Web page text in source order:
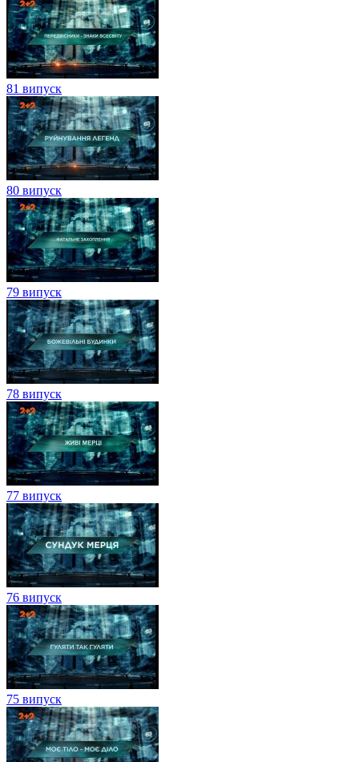
81 випуск
80 випуск
79 випуск
78 випуск
77 випуск
76 випуск
75 випуск